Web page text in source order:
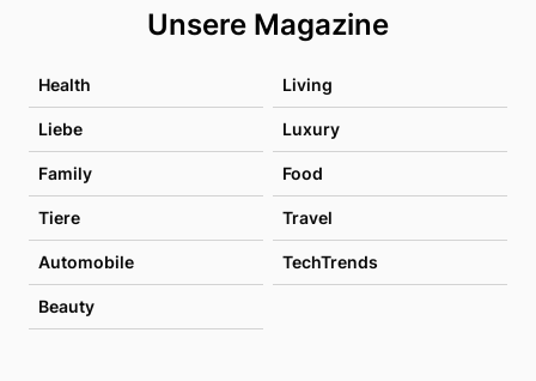
Unsere Magazine
Health Living
Liebe Luxury
Family Food
Tiere Travel
Automobile TechTrends
Beauty